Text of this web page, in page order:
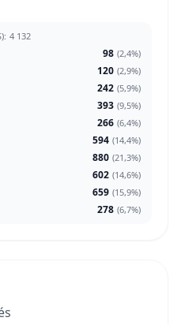
4 132
98 (2,4%)
120 (2,9%)
242 (5,9%)
393 (9,5%)
266 (6,4%)
594 (14,4%)
880 (21,3%)
602 (14,6%)
659 (15,9%)
278 (6,7%)